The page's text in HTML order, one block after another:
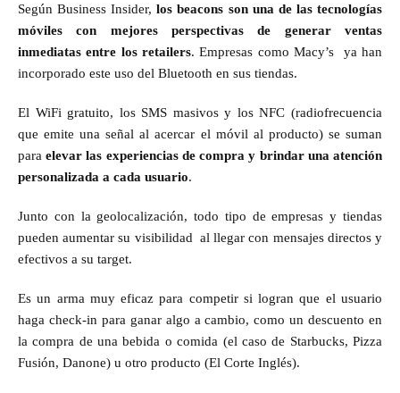
Según Business Insider,los beacons son una de las tecnologías
móviles con mejores perspectivas de generar ventas
inmediatas entre los retailers. Empresas como Macy’s ya han
incorporado este uso del Bluetooth en sus tiendas.
El WiFi gratuito, los SMS masivos y los NFC (radiofrecuencia
que emite una señal al acercar el móvil al producto) se suman
paraelevar las experiencias de compra y brindar una atención
personalizada a cada usuario.
Junto con la geolocalización, todo tipo de empresas y tiendas
pueden aumentar su visibilidad al llegar con mensajes directos y
efectivos a su target.
Es un arma muy eficaz para competir si logran que el usuario
haga check-in para ganar algo a cambio, como un descuento en
la compra de una bebida o comida (el caso de Starbucks, Pizza
Fusión, Danone) u otro producto (El Corte Inglés).